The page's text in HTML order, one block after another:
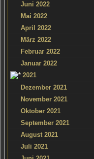
Juni 2022
Mai 2022
April 2022
März 2022
Februar 2022
Januar 2022
2021
Dezember 2021
November 2021
Oktober 2021
September 2021
August 2021
Juli 2021